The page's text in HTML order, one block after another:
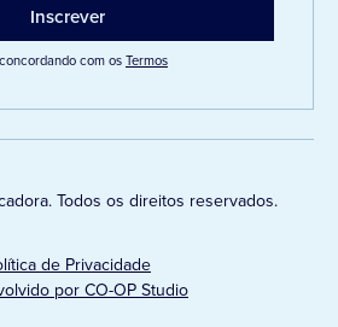
com osTermos
Todos os direitos reservados.
de Privacidade
por CO-OP Studio